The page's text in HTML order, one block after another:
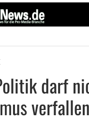
darf
verfallen